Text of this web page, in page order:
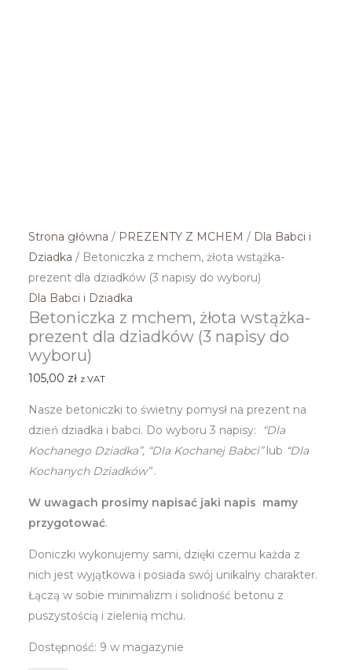
Strona główna / PREZENTY Z MCHEM / Dla Babci i
Dziadka / Betoniczka z mchem, żłota wstążka-
prezent dla dziadków (3 napisy do wyboru)
Dla Babci i Dziadka
Betoniczka z mchem, żłota wstążka-
prezent dla dziadków (3 napisy do
wyboru)
105,00 zł z VAT
Nasze betoniczki to świetny pomysł na prezent na
dzień dziadka i babci. Do wyboru 3 napisy:
“Dla
Kochanego Dziadka”, “Dla Kochanej Babci”lub “Dla
Kochanych Dziadków”.
W uwagach prosimy napisać jaki napis mamy
przygotować.
Doniczki wykonujemy sami, dzięki czemu każda z
nich jest wyjątkowa i posiada swój unikalny charakter.
Łączą w sobie minimalizm i solidność betonu z
puszystością i zielenią mchu.
Dostępność: 9 w magazynie